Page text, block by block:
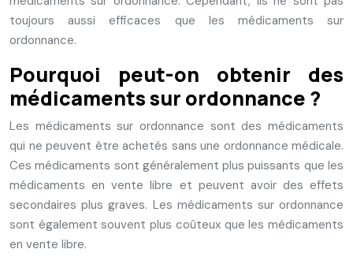
toujours aussi efficaces que les médicaments sur
ordonnance.
Pourquoi peut-on obtenir des
médicaments sur ordonnance ?
Les médicaments sur ordonnance sont des médicaments
qui ne peuvent être achetés sans une ordonnance médicale.
Ces médicaments sont généralement plus puissants que les
médicaments en vente libre et peuvent avoir des effets
secondaires plus graves. Les médicaments sur ordonnance
sont également souvent plus coûteux que les médicaments
en vente libre.